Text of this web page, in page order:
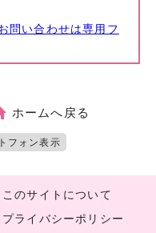
問い合わせは専用フ
ホームへ戻る
フォン表示
このサイトについて
プライバシーポリシー